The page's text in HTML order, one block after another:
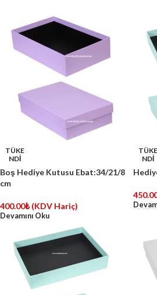
TÜKE
NDİ
Boş Hediye Kutusu Ebat:34/21/8
cm
400.00₺ (KDV Hariç)
Devamını Oku
TÜKE
NDİ